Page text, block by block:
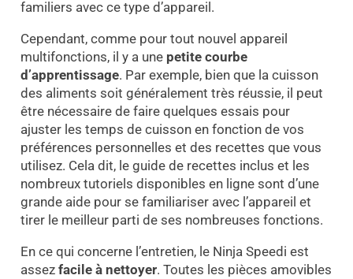
familiers avec ce type d’appareil.
Cependant, comme pour tout nouvel appareil
multifonctions, il y a une petite courbe
d’apprentissage. Par exemple, bien que la cuisson
des aliments soit généralement très réussie, il peut
être nécessaire de faire quelques essais pour
ajuster les temps de cuisson en fonction de vos
préférences personnelles et des recettes que vous
utilisez. Cela dit, le guide de recettes inclus et les
nombreux tutoriels disponibles en ligne sont d’une
grande aide pour se familiariser avec l’appareil et
tirer le meilleur parti de ses nombreuses fonctions.
En ce qui concerne l’entretien, le Ninja Speedi est
assez facile à nettoyer. Toutes les pièces amovibles